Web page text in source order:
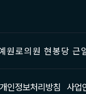
원로의원 현봉당
개인정보처리방침 사업